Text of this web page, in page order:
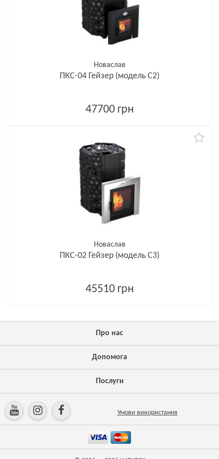
Новаслав
ПКС-04 Гейзер (модель С2)
47700 грн
Новаслав
ПКС-02 Гейзер (модель С3)
45510 грн
Про нас
Допомога
Послуги
Умови використання